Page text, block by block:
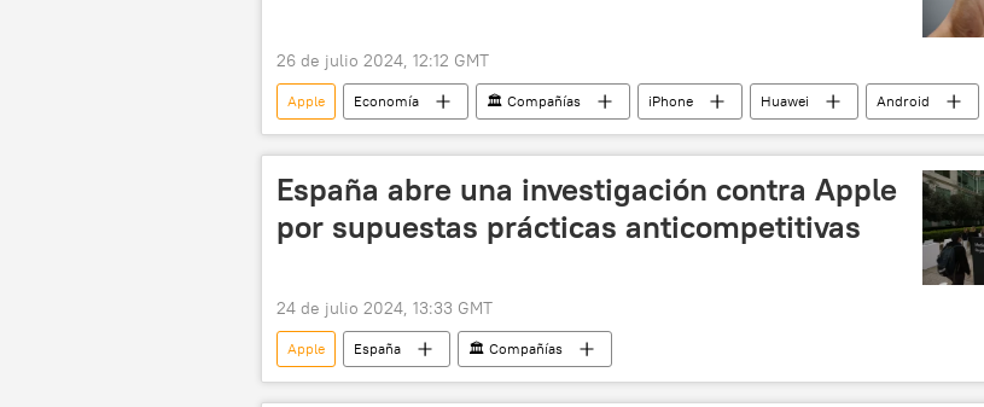
26 de julio 2024, 12:12 GMT
Apple Economía 🏛️ Compañías iPhone Huawei Android
España abre una investigación contra Apple
por supuestas prácticas anticompetitivas
24 de julio 2024, 13:33 GMT
Apple España 🏛️ Compañías